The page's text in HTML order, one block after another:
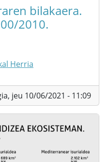
bilakaera.
2010.
Herria
jeu 10/06/2021 - 11:09